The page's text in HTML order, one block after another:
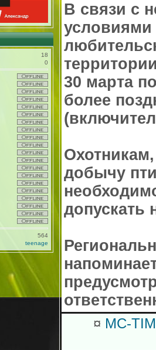
18
0
564
teenage
В связи с
условиями
30 марта
более
добычу
допускать
¤ MC-TIM